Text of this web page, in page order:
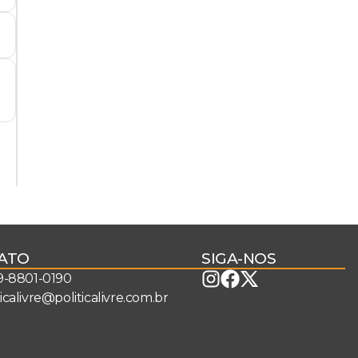
8801-0190
SIGA-NOS